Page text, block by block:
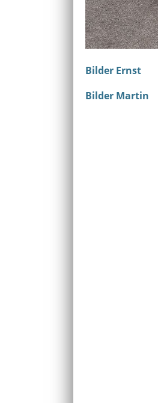
Bilder Ernst
Bilder Martin